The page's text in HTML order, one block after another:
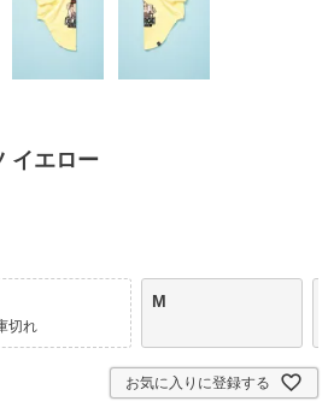
イエロー
切れ
M
お気に入りに登録する